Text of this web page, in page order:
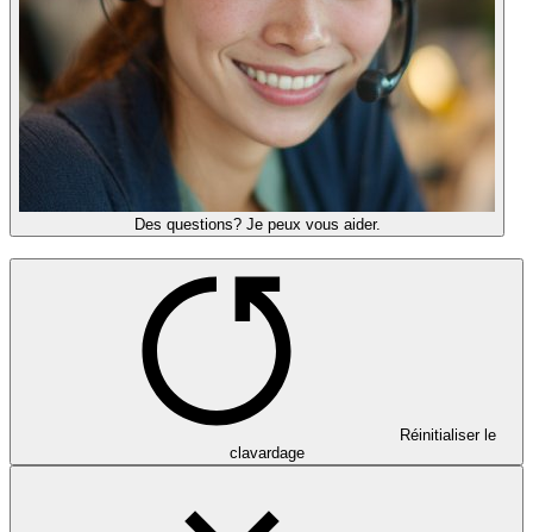
Des questions? Je peux vous aider.
Réinitialiser le
clavardage